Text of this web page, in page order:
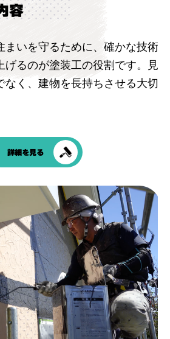
容
まいを守るために、確かな技術
げるのが塗装工の役割です。見
なく、建物を長持ちさせる大切
詳細を見る